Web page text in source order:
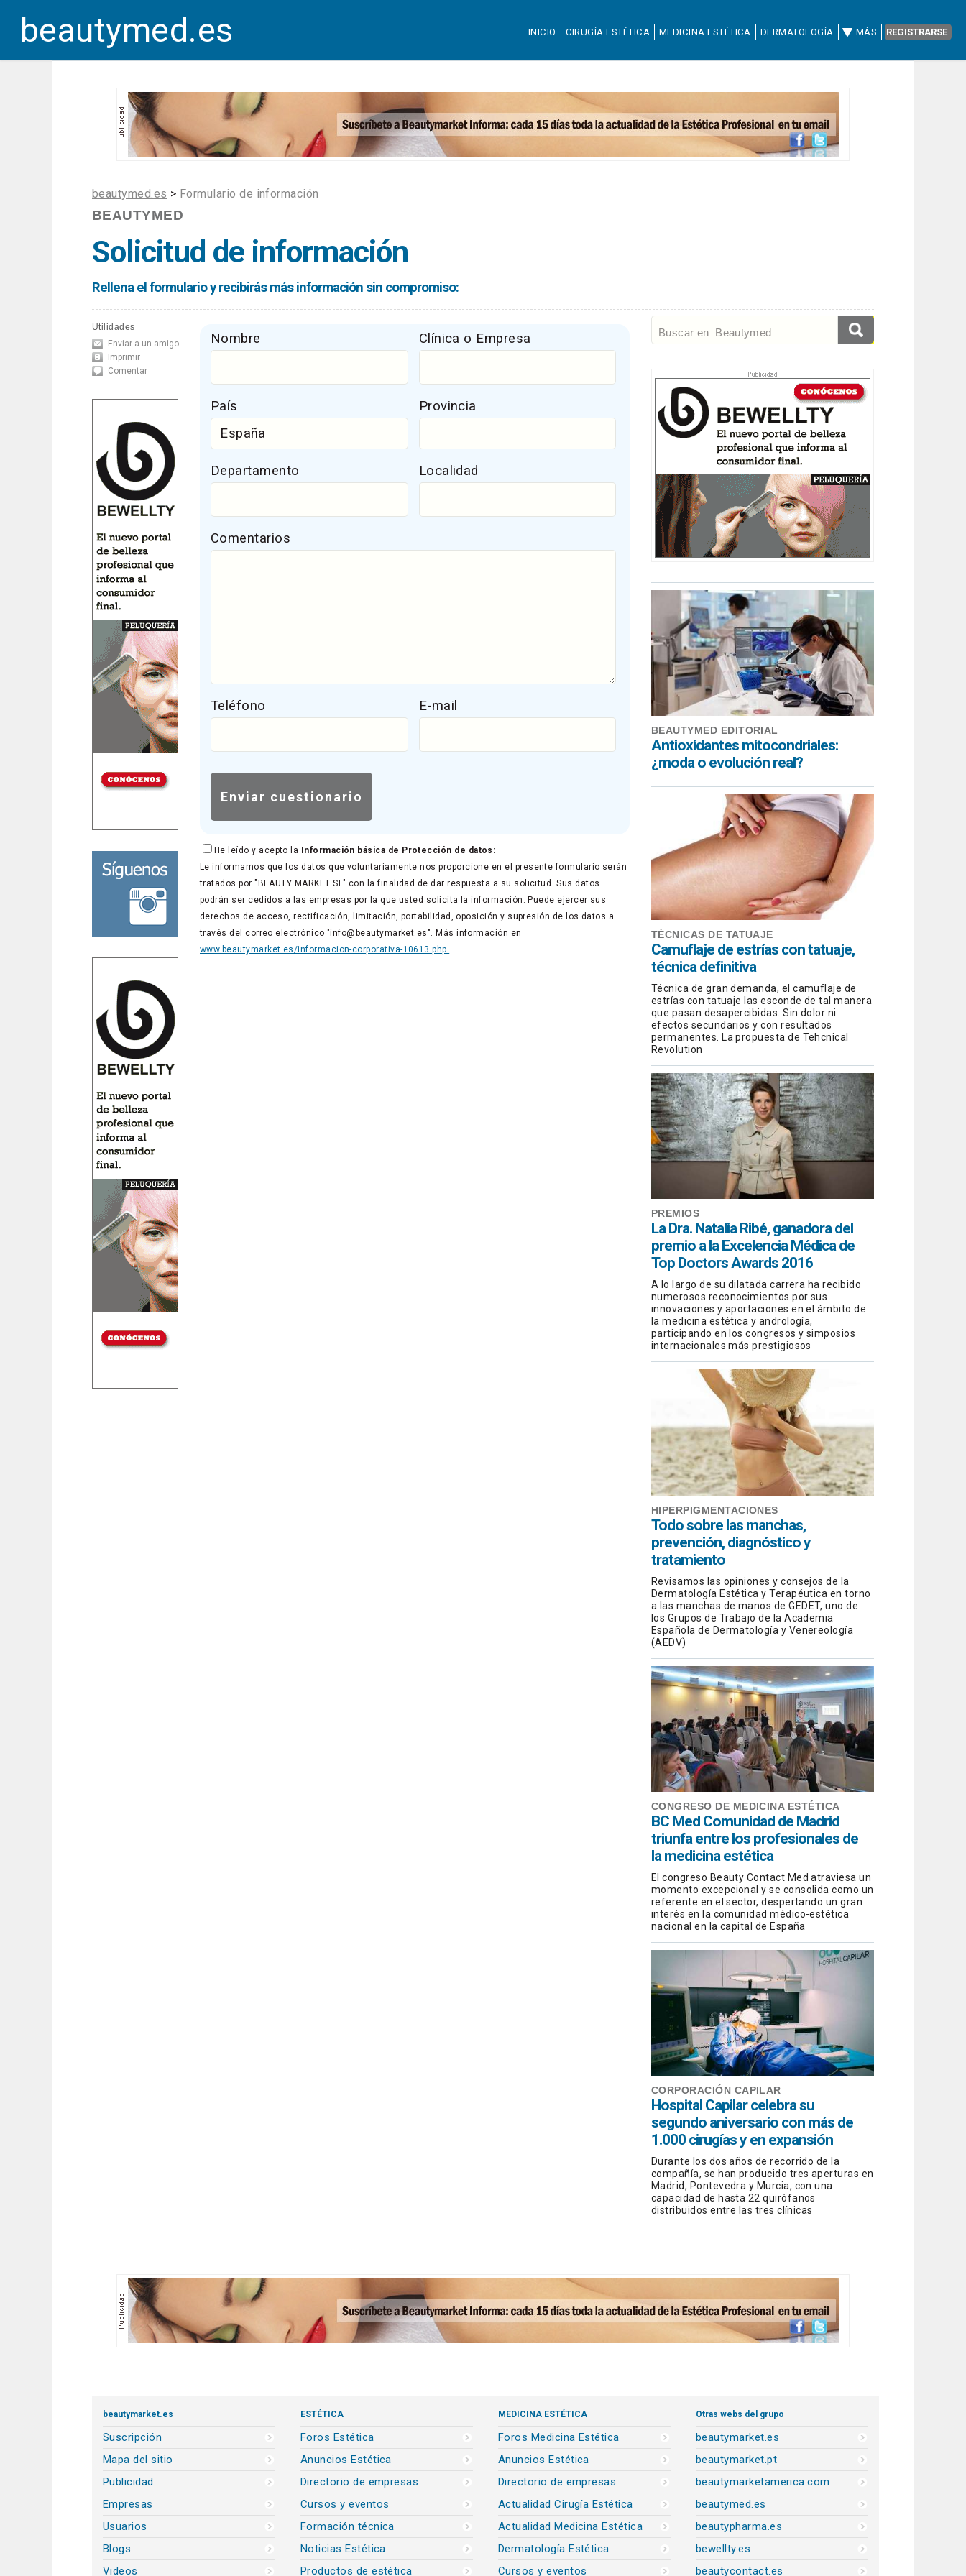
beautymed.es INICIO CIRUGÍA ESTÉTICA MEDICINA ESTÉTICA DERMATOLOGÍA MÁS REGISTRARSE
beautymed.es > Formulario de información
BEAUTYMED
Solicitud de información
Rellena el formulario y recibirás más información sin compromiso:
Utilidades
Enviar a un amigo
Imprimir
Comentar
BEAUTYMED EDITORIAL
Antioxidantes mitocondriales:
¿moda o evolución real?
TÉCNICAS DE TATUAJE
Camuflaje de estrías con tatuaje,
técnica definitiva
Técnica de gran demanda, el camuflaje de
estrías con tatuaje las esconde de tal manera
que pasan desapercibidas. Sin dolor ni
efectos secundarios y con resultados
permanentes. La propuesta de Tehcnical
Revolution
PREMIOS
La Dra. Natalia Ribé, ganadora del
premio a la Excelencia Médica de
Top Doctors Awards 2016
A lo largo de su dilatada carrera ha recibido
numerosos reconocimientos por sus
innovaciones y aportaciones en el ámbito de
la medicina estética y andrología,
participando en los congresos y simposios
internacionales más prestigiosos
HIPERPIGMENTACIONES
Todo sobre las manchas,
prevención, diagnóstico y
tratamiento
Revisamos las opiniones y consejos de la
Dermatología Estética y Terapéutica en torno
a las manchas de manos de GEDET, uno de
los Grupos de Trabajo de la Academia
Española de Dermatología y Venereología
(AEDV)
CONGRESO DE MEDICINA ESTÉTICA
BC Med Comunidad de Madrid
triunfa entre los profesionales de
la medicina estética
El congreso Beauty Contact Med atraviesa un
momento excepcional y se consolida como un
referente en el sector, despertando un gran
interés en la comunidad médico-estética
nacional en la capital de España
CORPORACIÓN CAPILAR
Hospital Capilar celebra su
segundo aniversario con más de
1.000 cirugías y en expansión
Durante los dos años de recorrido de la
compañía, se han producido tres aperturas en
Madrid, Pontevedra y Murcia, con una
capacidad de hasta 22 quirófanos
distribuidos entre las tres clínicas
Nombre Clínica o Empresa
País Provincia
Departamento Localidad
Comentarios
Teléfono E-mail
He leído y acepto la Información básica de Protección de datos:
Le informamos que los datos que voluntariamente nos proporcione en el presente formulario serán
tratados por "BEAUTY MARKET SL" con la finalidad de dar respuesta a su solicitud. Sus datos
podrán ser cedidos a las empresas por la que usted solicita la información. Puede ejercer sus
derechos de acceso, rectificación, limitación, portabilidad, oposición y supresión de los datos a
través del correo electrónico "info@beautymarket.es". Más información en
www.beautymarket.es/informacion-corporativa-10613.php.
beautymarket.es
Suscripción
Mapa del sitio
Publicidad
Empresas
Usuarios
Blogs
Videos
ESTÉTICA
Foros Estética
Anuncios Estética
Directorio de empresas
Cursos y eventos
Formación técnica
Noticias Estética
Productos de estética
MEDICINA ESTÉTICA
Foros Medicina Estética
Anuncios Estética
Directorio de empresas
Actualidad Cirugía Estética
Actualidad Medicina Estética
Dermatología Estética
Cursos y eventos
Otras webs del grupo
beautymarket.es
beautymarket.pt
beautymarketamerica.com
beautymed.es
beautypharma.es
bewellty.es
beautycontact.es